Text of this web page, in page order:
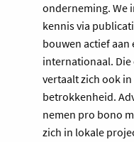
onderneming. We
kennis via
bouwen actief
internationaal.
vertaalt zich ook
betrokkenheid.
nemen pro bono
zich in lokale